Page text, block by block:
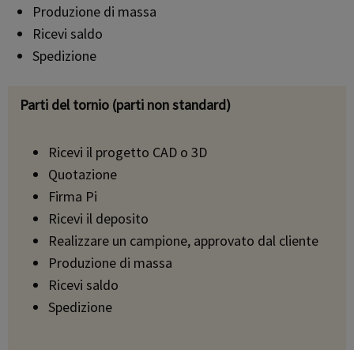
Produzione di massa
Ricevi saldo
Spedizione
Parti del tornio (parti non standard)
Ricevi il progetto CAD o 3D
Quotazione
Firma Pi
Ricevi il deposito
Realizzare un campione, approvato dal cliente
Produzione di massa
Ricevi saldo
Spedizione